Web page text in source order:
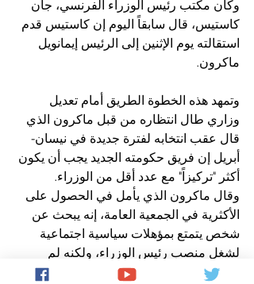
وكان مكتب رئيس الوزراء الفرنسي، جان
كاستيس، قال سابقاً اليوم إن كاستيس قدم
استقالته يوم الإثنين إلى الرئيس إيمانويل
ماكرون.
وتمهد هذه الخطوة الطريق أمام تعديل
وزاري طال انتظاره من قبل ماكرون الذي
قال عقب انتخابه لفترة جديدة في نيسان-
أبريل إن فريق حكومته الجديد يجب أن يكون
أكثر "تركيزاً" مع عدد أقل من الوزراء.
وقال ماكرون الذي يأمل في الحصول على
الأكثرية في الجمعية العامة، إنه يبحث عن
شخص يتمتع بمؤهلات سياسية اجتماعية
لشغل منصب رئيس الوزراء، ولكنه لم
يكشف عن هويته.